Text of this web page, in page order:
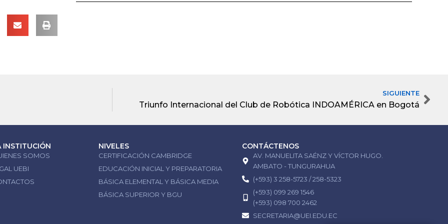
SIGUIENTE
Triunfo Internacional del Club de Robótica INDOAMÉRICA en Bogotá
INSTITUCIÓN
SOMOS
UEBI
NIVELES
CERTIFICACIÓN CAMBRIDGE
EDUCACIÓN INICIAL Y PREPARATORIA
BÁSICA ELEMENTAL Y BÁSICA MEDIA
BÁSICA SUPERIOR Y BGU
CONTÁCTENOS
AV. MANUELITA SAÉNZ Y VÍCTOR HUGO.
AMBATO - TUNGURAHUA
(+593) 3 258-5723 / 258-5323
(+593) 099 269 1546
(+593) 098 700 2462
SECRETARIA@UEI.EDU.EC